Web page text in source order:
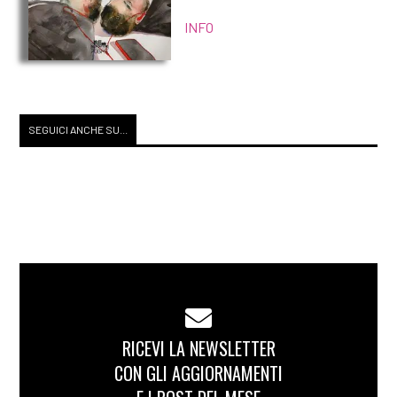
[19]Jane Eyre, di Charlotte
Brontë: pagina 69
Francis Scott Fitzgerald:
pagina 69
Lo spazio nel mezzo, di
Maria Rosaria Ferrara: pagina
INFO
SEGUICI ANCHE SU...
RICEVI LA NEWSLETTER
CON GLI AGGIORNAMENTI